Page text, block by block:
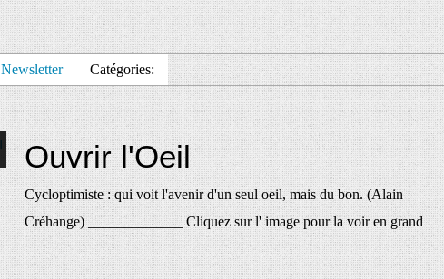
Newsletter Catégories:
Ouvrir l'Oeil
Cycloptimiste : qui voit l'avenir d'un seul oeil, mais du bon. (Alain
Créhange) _____________ Cliquez sur l' image pour la voir en grand
____________________